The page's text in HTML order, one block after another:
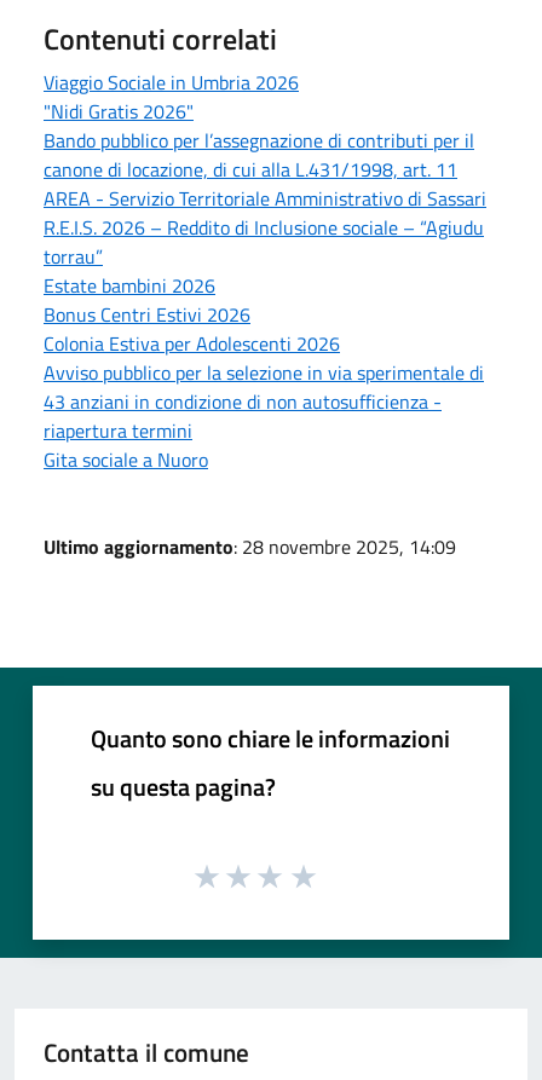
Contenuti correlati
Viaggio Sociale in Umbria 2026
"Nidi Gratis 2026"
Bando pubblico per l’assegnazione di contributi per il
canone di locazione, di cui alla L.431/1998, art. 11
AREA - Servizio Territoriale Amministrativo di Sassari
R.E.I.S. 2026 – Reddito di Inclusione sociale – “Agiudu
torrau”
Estate bambini 2026
Bonus Centri Estivi 2026
Colonia Estiva per Adolescenti 2026
Avviso pubblico per la selezione in via sperimentale di
43 anziani in condizione di non autosufficienza -
riapertura termini
Gita sociale a Nuoro
Ultimo aggiornamento: 28 novembre 2025, 14:09
Quanto sono chiare le informazioni
su questa pagina?
Contatta il comune